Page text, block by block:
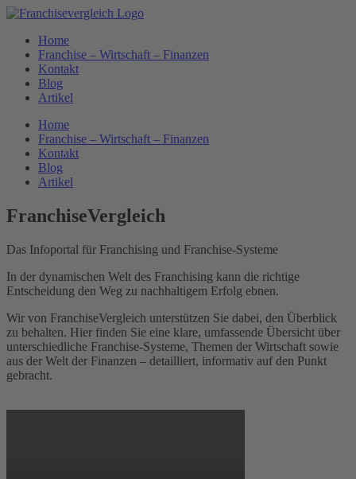
Home
Franchise – Wirtschaft – Finanzen
Kontakt
Blog
Artikel
Home
Franchise – Wirtschaft – Finanzen
Kontakt
Blog
Artikel
FranchiseVergleich
Das Infoportal für Franchising und Franchise-Systeme
In der dynamischen Welt des Franchising kann die richtige
Entscheidung den Weg zu nachhaltigem Erfolg ebnen.
Wir von FranchiseVergleich unterstützen Sie dabei, den Überblick
zu behalten. Hier finden Sie eine klare, umfassende Übersicht über
unterschiedliche Franchise-Systeme, Themen der Wirtschaft sowie
aus der Welt der Finanzen – detailliert, informativ auf den Punkt
gebracht.